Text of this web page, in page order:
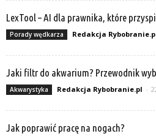
LexTool – AI dla prawnika, które
Porady wędkarza Redakcja
Jaki filtr do akwarium? Przewodnik
Akwarystyka Redakcja Rybobranie.pl -
Jak poprawić pracę na nogach?